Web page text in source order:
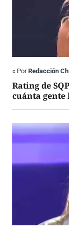
« PorRedacción
Rating de
cuánta